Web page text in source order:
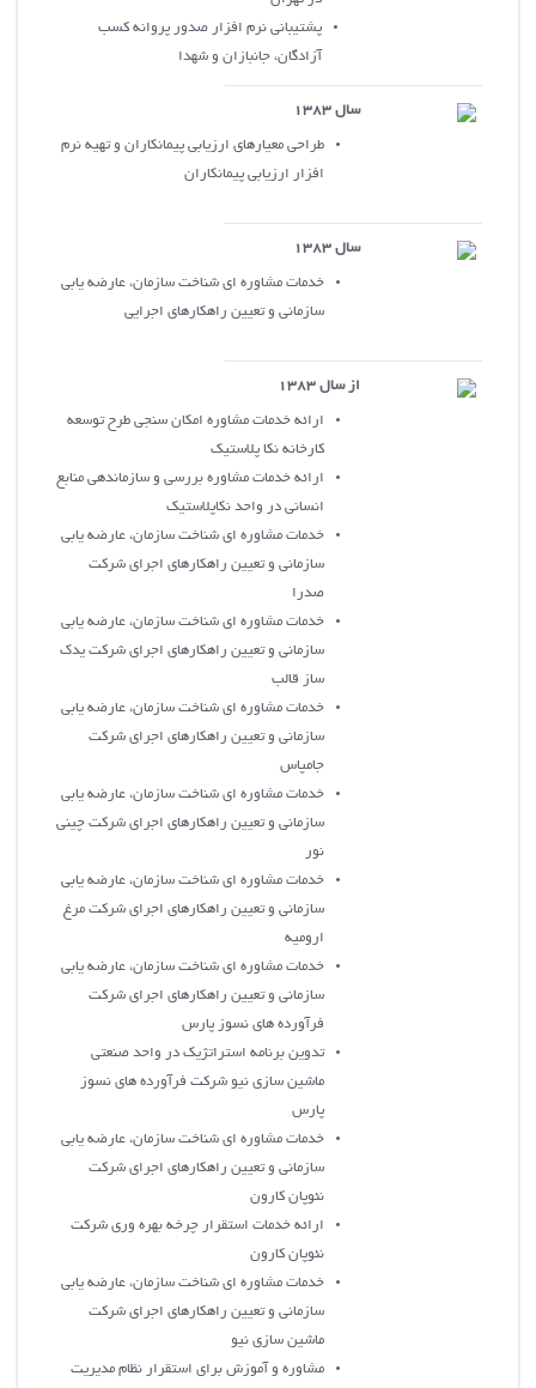
پشتيباني نرم افزار صدور پروانه کسب
آزادگان، جانبازان و شهدا
سال 1383
طراحي معيارهاي ارزيابي پيمانکاران و تهيه نرم
افزار ارزيابي پيمانکاران
سال 1383
خدمات مشاوره اي شناخت سازمان، عارضه يابي
سازماني و تعيين راهکارهاي اجرايي
از سال 1383
ارائه خدمات مشاوره امکان سنجي طرح توسعه
کارخانه نکا پلاستيک
ارائه خدمات مشاوره بررسي و سازماندهي منابع
انساني در واحد نکاپلاستيک
خدمات مشاوره اي شناخت سازمان، عارضه يابي
سازماني و تعيين راهکارهاي اجراي شرکت
صدرا
خدمات مشاوره اي شناخت سازمان، عارضه يابي
سازماني و تعيين راهکارهاي اجراي شرکت يدک
ساز قالب
خدمات مشاوره اي شناخت سازمان، عارضه يابي
سازماني و تعيين راهکارهاي اجراي شرکت
جامپاس
خدمات مشاوره اي شناخت سازمان، عارضه يابي
سازماني و تعيين راهکارهاي اجراي شرکت چيني
نور
خدمات مشاوره اي شناخت سازمان، عارضه يابي
سازماني و تعيين راهکارهاي اجراي شرکت مرغ
اروميه
خدمات مشاوره اي شناخت سازمان، عارضه يابي
سازماني و تعيين راهکارهاي اجراي شرکت
فرآورده هاي نسوز پارس
تدوين برنامه استراتژيک در واحد صنعتي
ماشين سازي نيو شرکت فرآورده هاي نسوز
پارس
خدمات مشاوره اي شناخت سازمان، عارضه يابي
سازماني و تعيين راهکارهاي اجراي شرکت
نئوپان کارون
ارائه خدمات استقرار چرخه بهره وري شرکت
نئوپان کارون
خدمات مشاوره اي شناخت سازمان، عارضه يابي
سازماني و تعيين راهکارهاي اجراي شرکت
ماشين سازي نيو
مشاوره و آموزش براي استقرار نظام مديريت